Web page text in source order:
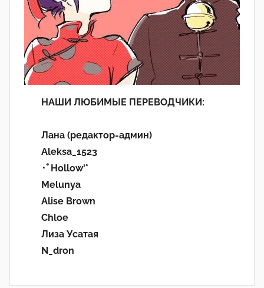
НАШИ ЛЮБИМЫЕ ПЕРЕВОДЧИКИ:
Лана (редактор-админ)
Aleksa_1523
･ﾟHollow'°
Melunya
Alise Brown
Chloe
Лиза Усатая
N_dron